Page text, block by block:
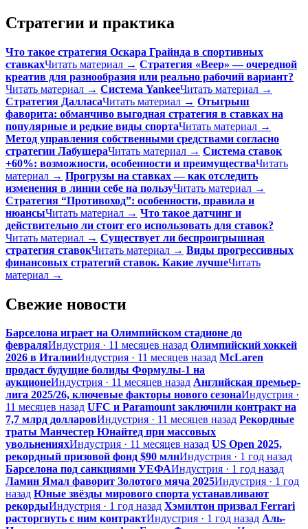
Стратегии и практика
Что такое стратегия Оскара Грайнда в спортивных
ставкахЧитать материал → Стратегия «Веер» — очередной
креатив для разнообразия или реально рабочий вариант?
Читать материал → Система YankeeЧитать материал →
Стратегия ДалласаЧитать материал → Отыгрыш
фаворита: обманчиво выгодная стратегия в ставках на
популярные и редкие виды спортаЧитать материал →
Метод управления собственными средствами согласно
стратегии ЛабушераЧитать материал → Система ставок
+60%: возможности, особенности и преимуществаЧитать
материал → Прогрузы на ставках — как отследить
изменения в линии себе на пользуЧитать материал →
Стратегия “Противоход”: особенности, правила и
нюансыЧитать материал → Что такое датчинг и
действительно ли стоит его использовать для ставок?
Читать материал → Существует ли беспроигрышная
стратегия ставокЧитать материал → Виды прогрессивных
финансовых стратегий ставок. Какие лучшеЧитать
материал →
Свежие новости
Барселона играет на Олимпийском стадионе до
февраляИндустрия · 11 месяцев назад Олимпийский хоккей
2026 в ИталииИндустрия · 11 месяцев назад McLaren
продаст будущие болиды Формулы-1 на
аукционеИндустрия · 11 месяцев назад Английская премьер-
лига 2025/26, ключевые факторы нового сезонаИндустрия ·
11 месяцев назад UFC и Paramount заключили контракт на
7,7 млрд долларовИндустрия · 11 месяцев назад Рекордные
траты Манчестер Юнайтед при массовых
увольненияхИндустрия · 11 месяцев назад US Open 2025,
рекордный призовой фонд $90 млнИндустрия · 1 год назад
Барселона под санкциями УЕФАИндустрия · 1 год назад
Ламин Ямал фаворит Золотого мяча 2025Индустрия · 1 год
назад Юные звёзды мирового спорта устанавливают
рекордыИндустрия · 1 год назад Хэмилтон призвал Ferrari
расторгнуть с ним контрактИндустрия · 1 год назад Аль-